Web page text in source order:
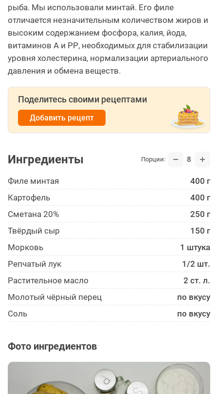
рыба. Мы использовали минтай. Его филе
отличается незначительным количеством жиров и
высоким содержанием фосфора, калия, йода,
витаминов А и РР, необходимых для стабилизации
уровня холестерина, нормализации артериального
давления и обмена веществ.
Поделитесь своими рецептами
Добавить рецепт
Ингредиенты Порции: 8
Филе минтая
400 г
Картофель
400 г
Сметана 20%
250 г
Твёрдый сыр
150 г
Морковь
1 штука
Репчатый лук
1/2 шт.
Растительное масло
2 ст. л.
Молотый чёрный перец
по вкусу
Соль
по вкусу
Фото ингредиентов